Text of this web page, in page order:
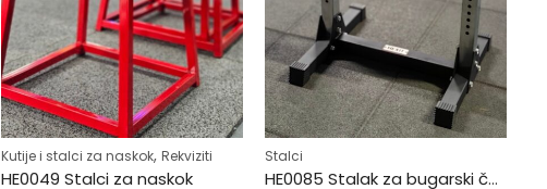
Stalci, Takmičarska zvona
Kutije i stalci za naskok,Rekviziti
HE0049 Stalci za naskok
Stalci
HE0085 Stalak za bugarski čučanj